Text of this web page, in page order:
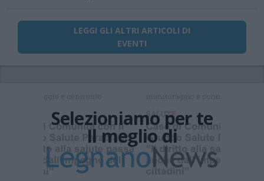
LEGGI GLI ALTRI ARTICOLI DI
EVENTI
Selezioniamo per te
Il meglio di